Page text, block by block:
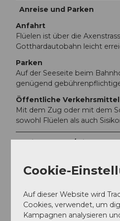
Anreise und Parken
Anfahrt
Flüelen ist über die
Gotthardautobahn leicht
Parken
Auf der Seeseite beim
genügend
Öffentliche Verkehrsmittel
Mit dem Zug oder mit dem
sowohl Flüelen als auch
Weitere Infos / Links
Markus Fehlmann
Cookie-
Auf dieser Website wird
Cookies, verwendet, um
Kampagnen analysieren